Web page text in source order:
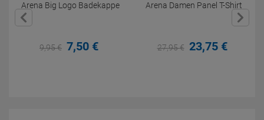
Arena Big Logo Badekappe
9,95€ 7,50 €
Arena Damen Panel T-Shirt
27,95€ 23,75 €